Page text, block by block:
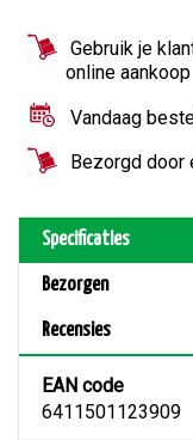
Gebruik je
online aankoop
Vandaag
Bezorgd door
Specificaties
Bezorgen
Recensies
EAN code
6411501123909